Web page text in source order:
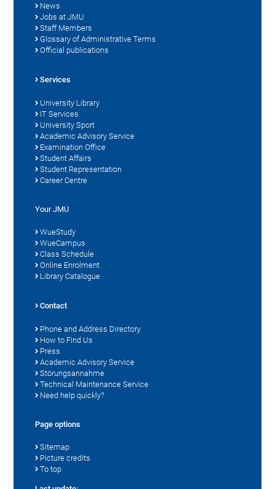
News
Jobs at JMU
Staff Members
Glossary of Administrative Terms
Official publications
Services
University Library
IT Services
University Sport
Academic Advisory Service
Examination Office
Student Affairs
Student Representation
Career Centre
Your JMU
WueStudy
WueCampus
Class Schedule
Online Enrolment
Library Catalogue
Contact
Phone and Address Directory
How to Find Us
Press
Academic Advisory Service
Störungsannahme
Technical Maintenance Service
Need help quickly?
Page options
Sitemap
Picture credits
To top